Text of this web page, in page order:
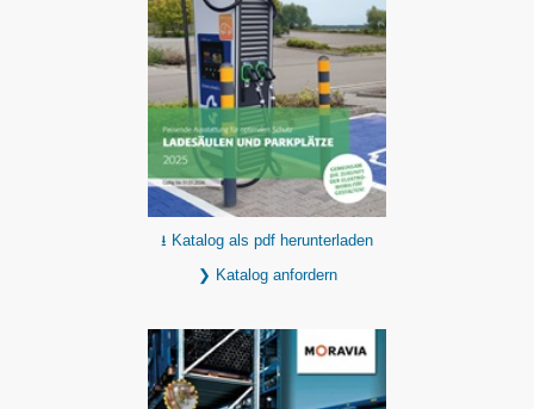
⭳ Katalog als pdf herunterladen
❯ Katalog anfordern